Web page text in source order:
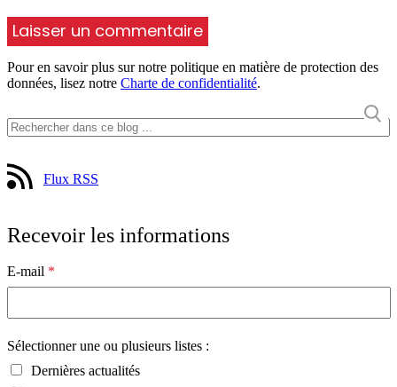
Pour en savoir plus sur notre politique en matière de protection des
données, lisez notre Charte de confidentialité.
Flux RSS
Recevoir les informations
E-mail *
Sélectionner une ou plusieurs listes :
Dernières actualités